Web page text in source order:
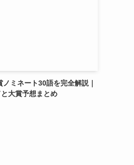
ミネート30語を完全解説｜
大賞予想まとめ